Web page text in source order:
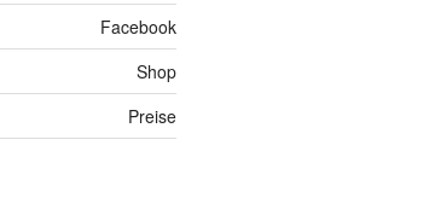
Facebook
Shop
Preise